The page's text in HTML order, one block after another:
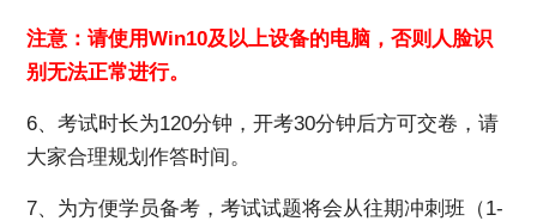
注意：请使用Win10及以上设备的电脑，否则人脸识
别无法正常进行。
6、考试时长为120分钟，开考30分钟后方可交卷，请
大家合理规划作答时间。
7、为方便学员备考，考试试题将会从往期冲刺班（1-